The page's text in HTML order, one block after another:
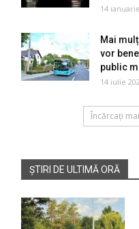
14
Mai
vor
public
14 iulie
Încărcați
ȘTIRI DE ULTIMĂ ORĂ